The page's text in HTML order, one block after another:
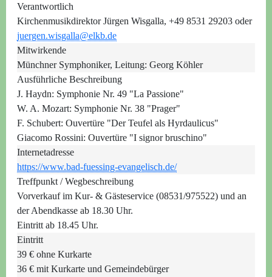
Verantwortlich
Kirchenmusikdirektor Jürgen Wisgalla, +49 8531 29203 oder
juergen.wisgalla@elkb.de
Mitwirkende
Münchner Symphoniker, Leitung: Georg Köhler
Ausführliche Beschreibung
J. Haydn: Symphonie Nr. 49 "La Passione"
W. A. Mozart: Symphonie Nr. 38 "Prager"
F. Schubert: Ouvertüre "Der Teufel als Hyrdaulicus"
Giacomo Rossini: Ouvertüre "I signor bruschino"
Internetadresse
https://www.bad-fuessing-evangelisch.de/
Treffpunkt / Wegbeschreibung
Vorverkauf im Kur- & Gästeservice (08531/975522) und an
der Abendkasse ab 18.30 Uhr.
Eintritt ab 18.45 Uhr.
Eintritt
39 € ohne Kurkarte
36 € mit Kurkarte und Gemeindebürger